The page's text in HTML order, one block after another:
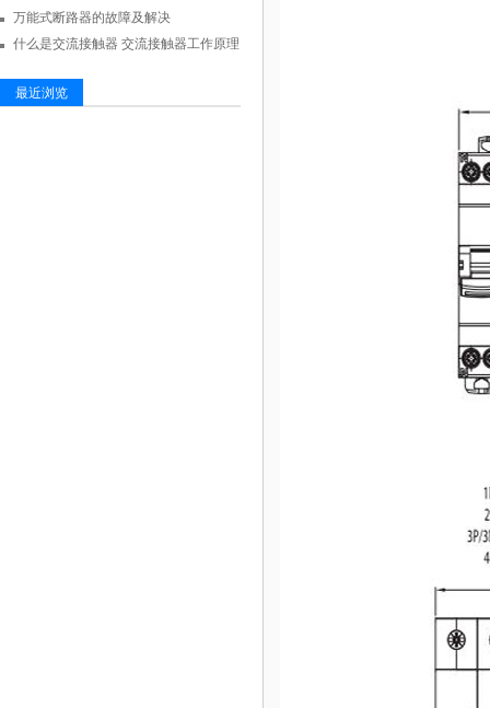
万能式断路器的故障及解决
什么是交流接触器 交流接触器工作原理
最近浏览